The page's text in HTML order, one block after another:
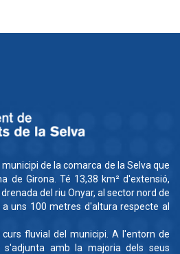
de la comarca de la Selva que
de Girona. Té 13,38 km² d'extensió,
del riu Onyar, al sector nord de
uns 100 metres d'altura respecte al
fluvial del municipi. A l'entorn de
s'adjunta amb la majoria dels seus